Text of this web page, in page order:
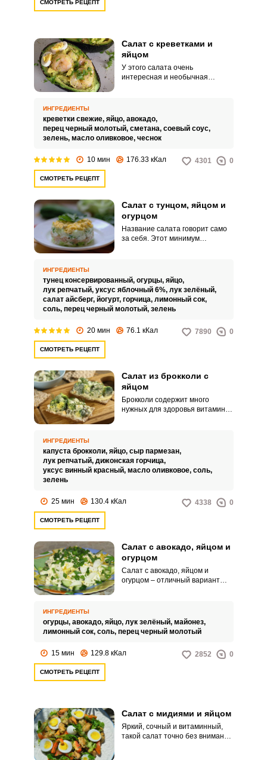
СМОТРЕТЬ РЕЦЕПТ
Салат с креветками и
яйцом
У этого салата очень
интересная и необычная
ИНГРЕДИЕНТЫ
креветки свежие, яйцо, авокадо,
перец черный молотый, сметана, соевый соус,
зелень, масло оливковое, чеснок
10 мин 176.33 кКал 4301 0
СМОТРЕТЬ РЕЦЕПТ
Салат с тунцом, яйцом и
огурцом
Название салата говорит само
за себя. Этот минимум
ИНГРЕДИЕНТЫ
тунец консервированный, огурцы, яйцо,
лук репчатый, уксус яблочный 6%, лук зелёный,
салат айсберг, йогурт, горчица, лимонный сок,
соль, перец черный молотый, зелень
20 мин 76.1 кКал 7890 0
СМОТРЕТЬ РЕЦЕПТ
Салат из брокколи с
яйцом
Брокколи содержит много
нужных для здоровья витаминов
полезным продуктом.
ИНГРЕДИЕНТЫ
капуста брокколи, яйцо, сыр пармезан,
лук репчатый, дижонская горчица,
уксус винный красный, масло оливковое, соль,
зелень
25 мин 130.4 кКал 4338 0
СМОТРЕТЬ РЕЦЕПТ
Салат с авокадо, яйцом и
огурцом
Салат с авокадо, яйцом и
огурцом – отличный вариант
подать.
ИНГРЕДИЕНТЫ
огурцы, авокадо, яйцо, лук зелёный, майонез,
лимонный сок, соль, перец черный молотый
15 мин 129.8 кКал 2852 0
СМОТРЕТЬ РЕЦЕПТ
Салат с мидиями и яйцом
Яркий, сочный и витаминный,
такой салат точно без внимания